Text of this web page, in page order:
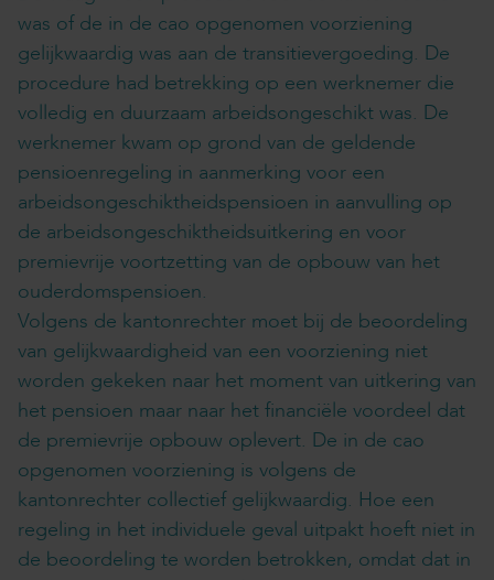
was of de in de cao opgenomen voorziening
gelijkwaardig was aan de transitievergoeding. De
procedure had betrekking op een werknemer die
volledig en duurzaam arbeidsongeschikt was. De
werknemer kwam op grond van de geldende
pensioenregeling in aanmerking voor een
arbeidsongeschiktheidspensioen in aanvulling op
de arbeidsongeschiktheidsuitkering en voor
premievrije voortzetting van de opbouw van het
ouderdomspensioen.
Volgens de kantonrechter moet bij de beoordeling
van gelijkwaardigheid van een voorziening niet
worden gekeken naar het moment van uitkering van
het pensioen maar naar het financiële voordeel dat
de premievrije opbouw oplevert. De in de cao
opgenomen voorziening is volgens de
kantonrechter collectief gelijkwaardig. Hoe een
regeling in het individuele geval uitpakt hoeft niet in
de beoordeling te worden betrokken, omdat dat in